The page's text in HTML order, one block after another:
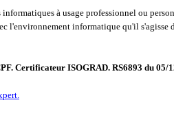
à usage professionnel ou
l'environnement informatique qu'il s'agisse
Certificateur ISOGRAD. RS6893 du 05/